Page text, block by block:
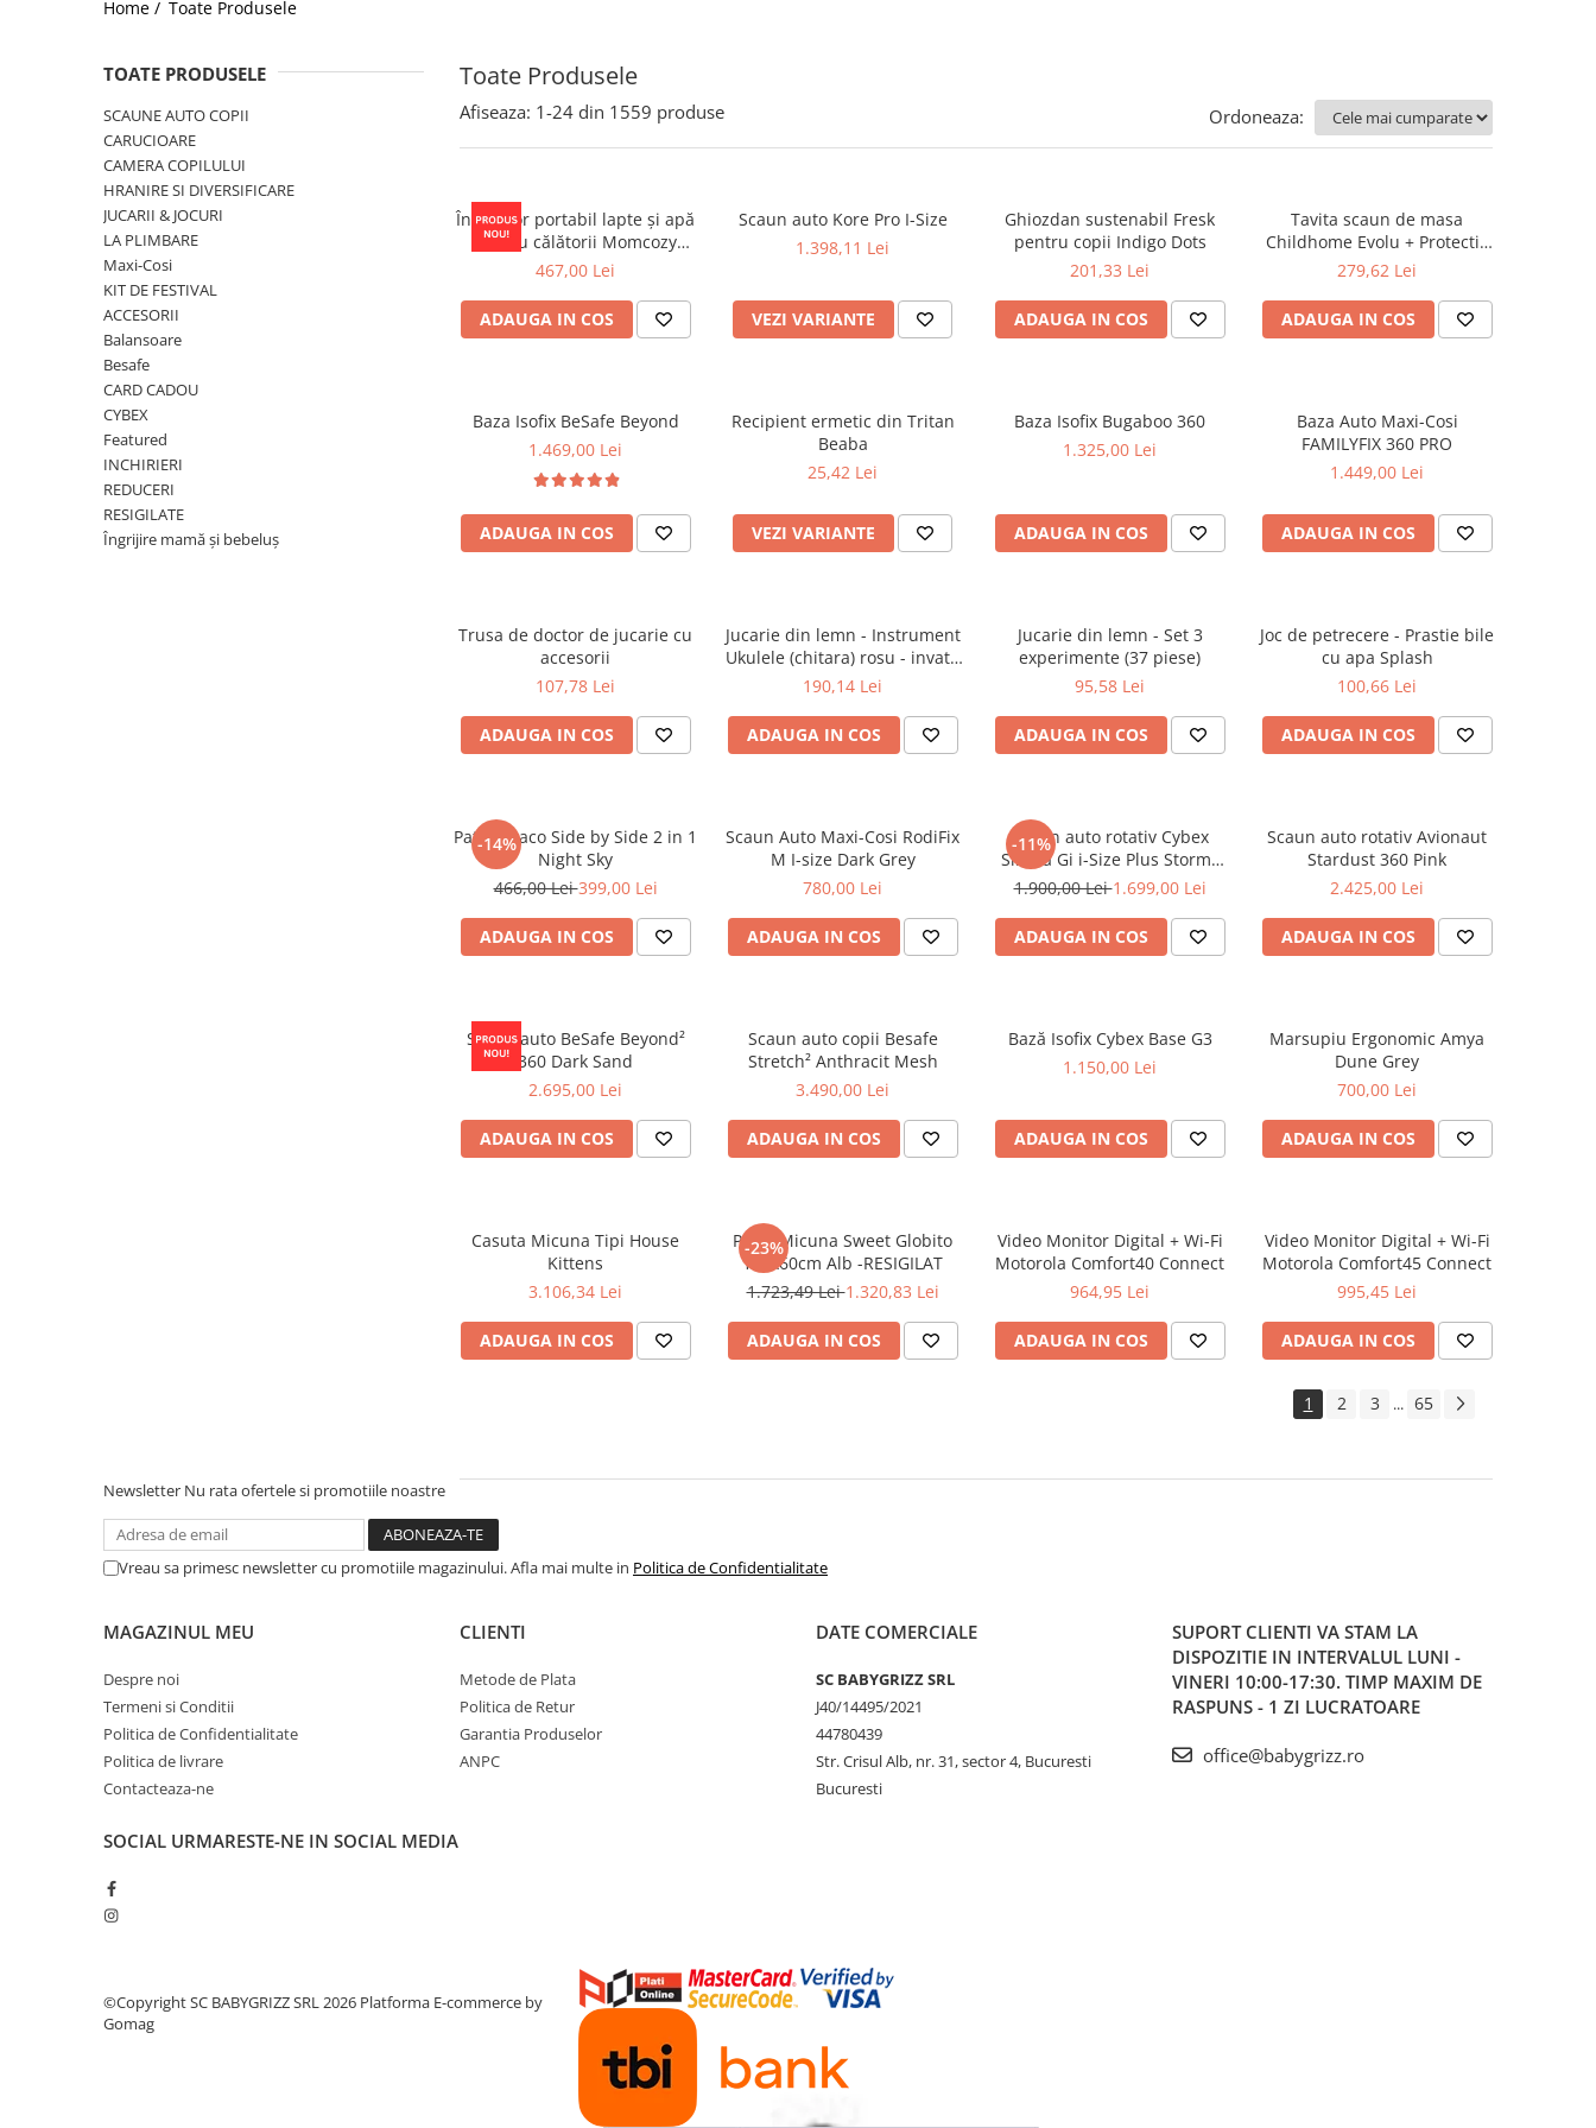
Jucarii de Sortare
Jucarii din plus
Jucarii muzicale
Jucarii pentru baie
Jucarii Senzoriale
Home / Toate Produsele
Toate Produsele
TOATE PRODUSELE
SCAUNE AUTO COPII
CARUCIOARE
CAMERA COPILULUI
HRANIRE SI DIVERSIFICARE
JUCARII & JOCURI
LA PLIMBARE
Maxi-Cosi
KIT DE FESTIVAL
ACCESORII
Balansoare
Besafe
CARD CADOU
CYBEX
Featured
INCHIRIERI
REDUCERI
RESIGILATE
Îngrijire mamă și bebeluș
Afiseaza: 1-24 din 1559 produse Ordoneaza:
Încălzitor portabil lapte și apă
pentru călătorii Momcozy
Portable Bottle Warmer
467,00 Lei
ADAUGA IN COS
Scaun auto Kore Pro I-Size
1.398,11 Lei
VEZI VARIANTE
Ghiozdan sustenabil Fresk
pentru copii Indigo Dots
201,33 Lei
ADAUGA IN COS
Tavita scaun de masa
Childhome Evolu + Protectie
din silicon, Menta
279,62 Lei
ADAUGA IN COS
Baza Isofix BeSafe Beyond
1.469,00 Lei
ADAUGA IN COS
Recipient ermetic din Tritan
Beaba
25,42 Lei
VEZI VARIANTE
Baza Isofix Bugaboo 360
1.325,00 Lei
ADAUGA IN COS
Baza Auto Maxi-Cosi
FAMILYFIX 360 PRO
1.449,00 Lei
ADAUGA IN COS
Trusa de doctor de jucarie cu
accesorii
107,78 Lei
ADAUGA IN COS
Jucarie din lemn - Instrument
Ukulele (chitara) rosu - invata
sa canti cu lumini
190,14 Lei
ADAUGA IN COS
Jucarie din lemn - Set 3
experimente (37 piese)
95,58 Lei
ADAUGA IN COS
Joc de petrecere - Prastie bile
cu apa Splash
100,66 Lei
ADAUGA IN COS
-14%
Patut Graco Side by Side 2 in 1
Night Sky
466,00 Lei399,00 Lei
ADAUGA IN COS
Scaun Auto Maxi-Cosi RodiFix
M I-size Dark Grey
780,00 Lei
ADAUGA IN COS
-11%
Scaun auto rotativ Cybex
Sirona Gi i-Size Plus Stormy
Blue
1.900,00 Lei1.699,00 Lei
ADAUGA IN COS
Scaun auto rotativ Avionaut
Stardust 360 Pink
2.425,00 Lei
ADAUGA IN COS
Scaun auto BeSafe Beyond²
360 Dark Sand
2.695,00 Lei
ADAUGA IN COS
Scaun auto copii Besafe
Stretch² Anthracit Mesh
3.490,00 Lei
ADAUGA IN COS
Bază Isofix Cybex Base G3
1.150,00 Lei
ADAUGA IN COS
Marsupiu Ergonomic Amya
Dune Grey
700,00 Lei
ADAUGA IN COS
Casuta Micuna Tipi House
Kittens
3.106,34 Lei
ADAUGA IN COS
-23%
Patut Micuna Sweet Globito
120x60cm Alb -RESIGILAT
1.723,49 Lei1.320,83 Lei
ADAUGA IN COS
Video Monitor Digital + Wi-Fi
Motorola Comfort40 Connect
964,95 Lei
ADAUGA IN COS
Video Monitor Digital + Wi-Fi
Motorola Comfort45 Connect
995,45 Lei
ADAUGA IN COS
1 2 3 ... 65
Newsletter Nu rata ofertele si promotiile noastre
Vreau sa primesc newsletter cu promotiile magazinului. Afla mai multe in Politica de Confidentialitate
MAGAZINUL MEU
Despre noi
Termeni si Conditii
Politica de Confidentialitate
Politica de livrare
Contacteaza-ne
CLIENTI
Metode de Plata
Politica de Retur
Garantia Produselor
ANPC
DATE COMERCIALE
SC BABYGRIZZ SRL
J40/14495/2021
44780439
Str. Crisul Alb, nr. 31, sector 4, Bucuresti
Bucuresti
SUPORT CLIENTI VA STAM LA
DISPOZITIE IN INTERVALUL LUNI -
VINERI 10:00-17:30. TIMP MAXIM DE
RASPUNS - 1 ZI LUCRATOARE
office@babygrizz.ro
SOCIAL URMARESTE-NE IN SOCIAL MEDIA
©Copyright SC BABYGRIZZ SRL 2026 Platforma E-commerce by
Gomag